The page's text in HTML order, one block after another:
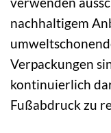
nachhaltigem
Verpackungen
kontinuierlich
Fußabdruck zu